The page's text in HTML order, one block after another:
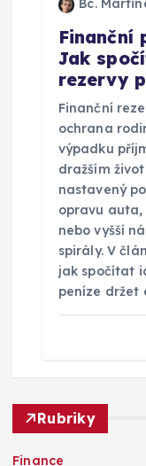
Bc.
Finanční
Jak
rezervy
Finanční
ochrana
výpadku
dražším
nastavený
opravu
nebo vyšší
spirály. V
jak spočítat
peníze držet
Rubriky
Finance